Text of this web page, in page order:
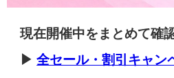
現在開催中をまとめて確
▶全セール・割引キャン